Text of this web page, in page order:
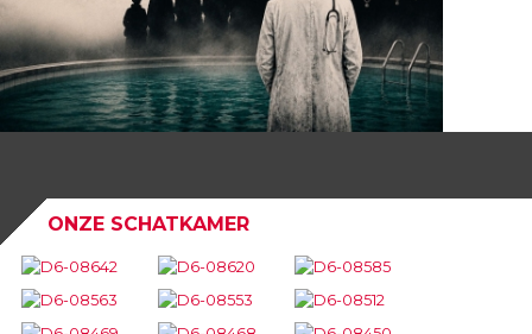
ONZE SCHATKAMER